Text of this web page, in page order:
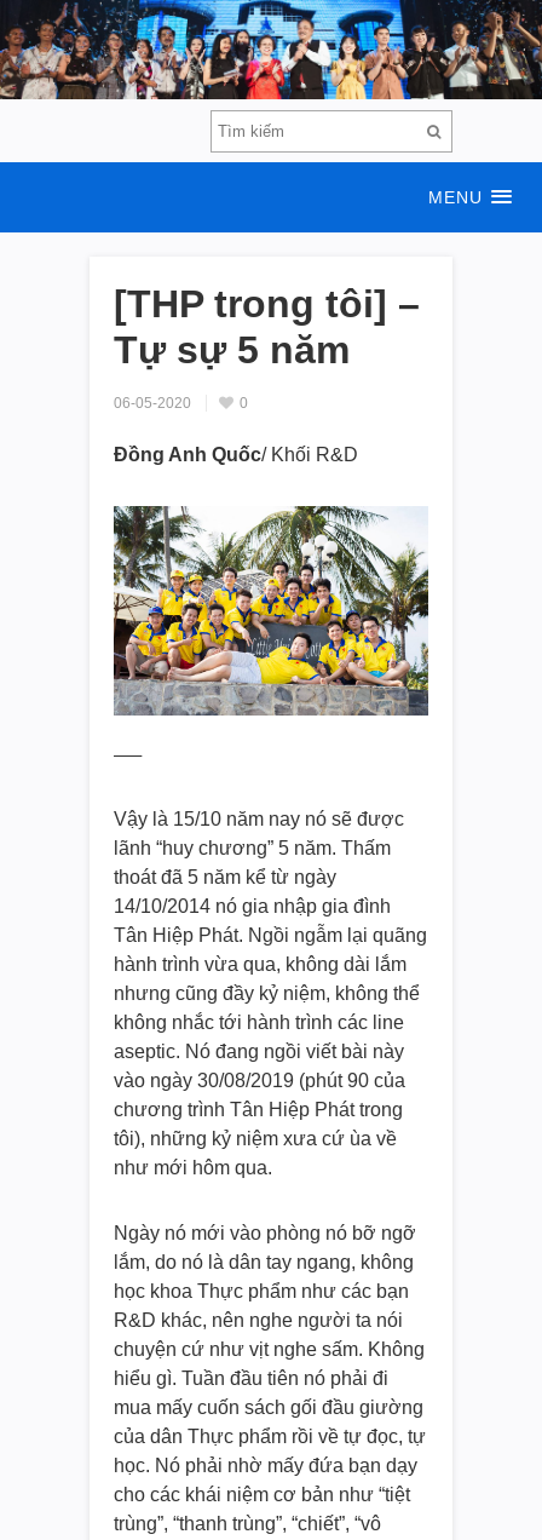
MENU
[THP trong tôi] –
Tự sự 5 năm
06-05-2020 0
Đồng Anh Quốc/ Khối R&D
—–
Vậy là 15/10 năm nay nó sẽ được
lãnh “huy chương” 5 năm. Thấm
thoát đã 5 năm kể từ ngày
14/10/2014 nó gia nhập gia đình
Tân Hiệp Phát. Ngồi ngẫm lại quãng
hành trình vừa qua, không dài lắm
nhưng cũng đầy kỷ niệm, không thể
không nhắc tới hành trình các line
aseptic. Nó đang ngồi viết bài này
vào ngày 30/08/2019 (phút 90 của
chương trình Tân Hiệp Phát trong
tôi), những kỷ niệm xưa cứ ùa về
như mới hôm qua.
Ngày nó mới vào phòng nó bỡ ngỡ
lắm, do nó là dân tay ngang, không
học khoa Thực phẩm như các bạn
R&D khác, nên nghe người ta nói
chuyện cứ như vịt nghe sấm. Không
hiểu gì. Tuần đầu tiên nó phải đi
mua mấy cuốn sách gối đầu giường
của dân Thực phẩm rồi về tự đọc, tự
học. Nó phải nhờ mấy đứa bạn dạy
cho các khái niệm cơ bản như “tiệt
trùng”, “thanh trùng”, “chiết”, “vô